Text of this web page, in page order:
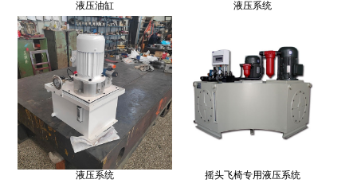
液压油缸 液压系统
液压系统 摇头飞椅专用液压系统